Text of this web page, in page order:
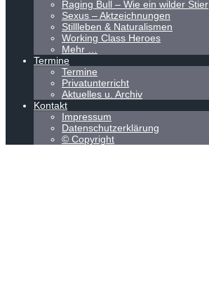
Raging Bull – Wie ein wilder Stier
Sexus – Aktzeichnungen
Stillleben & Naturalismen
Working Class Heroes
Mehr …
Termine
Termine
Privatunterricht
Aktuelles u. Archiv
Kontakt
Impressum
Datenschutzerklärung
© Copyright